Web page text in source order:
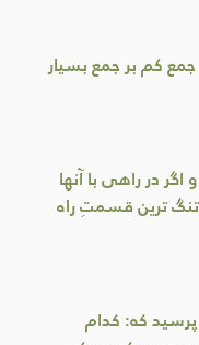
جمع کم بر جمع بسیار
در راهی با آنها
تنگ ترين قسمتِ راه
که: کدام